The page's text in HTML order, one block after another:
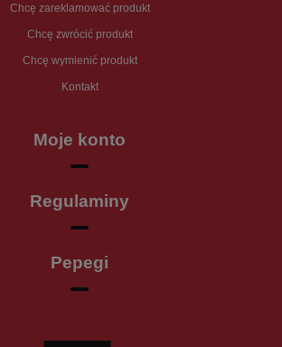
Chcę zareklamować produkt
Chcę zwrócić produkt
Chcę wymienić produkt
Kontakt
Moje konto
Regulaminy
Pepegi